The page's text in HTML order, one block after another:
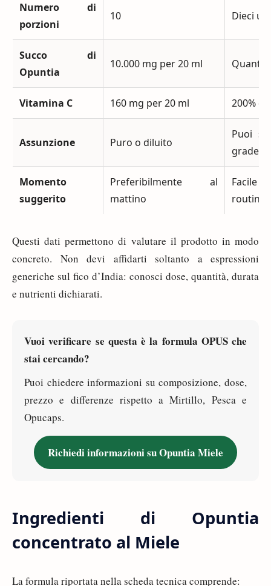
Numero di
porzioni
10 Dieci
Succo di
Opuntia
10.000 mg per 20 ml
Vitamina C 160 mg per 20 ml 200%
Assunzione Puro o diluito
Puoi
Momento
suggerito
Preferibilmente al
mattino
Facile
routine
Questi dati permettono di valutare il prodotto in modo
concreto. Non devi affidarti soltanto a espressioni
generiche sul fico d’India: conosci dose, quantità, durata
e nutrienti dichiarati.
Vuoi verificare se questa è la formula OPUS che
stai cercando?
Puoi chiedere informazioni su composizione, dose,
prezzo e differenze rispetto a Mirtillo, Pesca e
Opucaps.
Richiedi informazioni su Opuntia Miele
Ingredienti di Opuntia
concentrato al Miele
La formula riportata nella scheda tecnica comprende: